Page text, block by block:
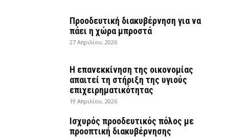
Προοδευτική διακυβέρνηση για να
πάει η χώρα μπροστά
27 Απριλίου, 2026
Η επανεκκίνηση της οικονομίας
απαιτεί τη στήριξη της υγιούς
επιχειρηματικότητας
19 Απριλίου, 2026
Ισχυρός προοδευτικός πόλος με
προοπτική διακυβέρνησης